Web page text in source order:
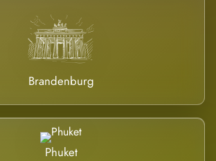
Brandenburg
Phuket